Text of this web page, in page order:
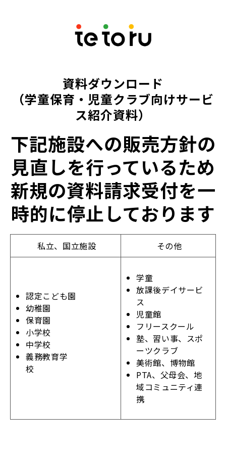
資料ダウンロード
（学童保育・児童クラブ向けサービ
ス紹介資料）
下記施設への販売方針の
見直しを行っているため
新規の資料請求受付を一
時的に停止しております
私立、国立施設 その他
認定こども園
幼稚園
保育園
小学校
中学校
義務教育学
校
学童
放課後デイサービ
ス
児童館
フリースクール
塾、習い事、スポ
ーツクラブ
美術館、博物館
PTA、父母会、地
域コミュニティ連
携